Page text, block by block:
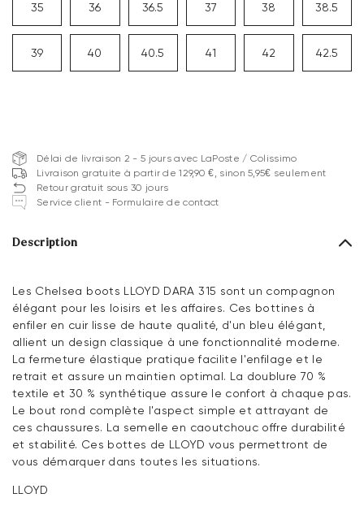
35 36 36.5 37 38 38.5
39 40 40.5 41 42 42.5
Délai de livraison 2 - 5 jours avec LaPoste / Colissimo
Livraison gratuite à partir de 129,90 €, sinon 5,95€ seulement
Retour gratuit sous 30 jours
Service client - Formulaire de contact
Description
Les Chelsea boots LLOYD DARA 315 sont un compagnon
élégant pour les loisirs et les affaires. Ces bottines à
enfiler en cuir lisse de haute qualité, d'un bleu élégant,
allient un design classique à une fonctionnalité moderne.
La fermeture élastique pratique facilite l'enfilage et le
retrait et assure un maintien optimal. La doublure 70 %
textile et 30 % synthétique assure le confort à chaque pas.
Le bout rond complète l'aspect simple et attrayant de
ces chaussures. La semelle en caoutchouc offre durabilité
et stabilité. Ces bottes de LLOYD vous permettront de
vous démarquer dans toutes les situations.
LLOYD